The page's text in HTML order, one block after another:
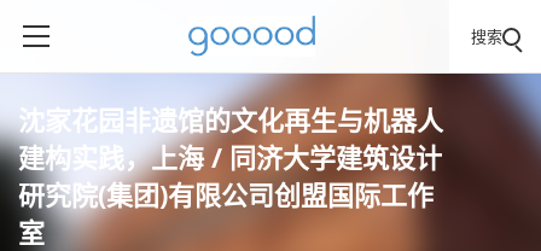
搜索
沈家花园非遗馆的文化再生与机器人
建构实践，上海 / 同济大学建筑设计
研究院(集团)有限公司创盟国际工作
室